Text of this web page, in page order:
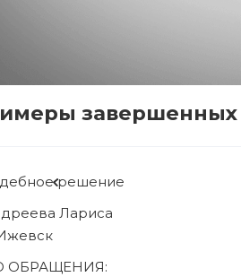
завершенных
решение
Людмила
Ижевск
ОБРАЩЕНИЯ: